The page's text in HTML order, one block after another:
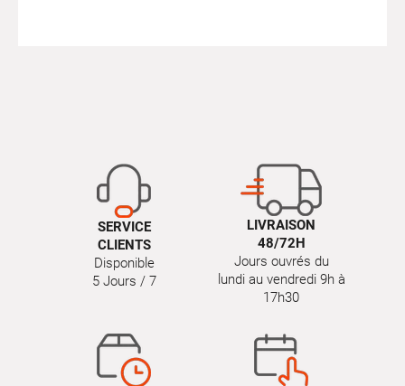
SERVICE
CLIENTS
Disponible
5 Jours / 7
LIVRAISON
48/72H
Jours ouvrés du
lundi au vendredi 9h à
17h30